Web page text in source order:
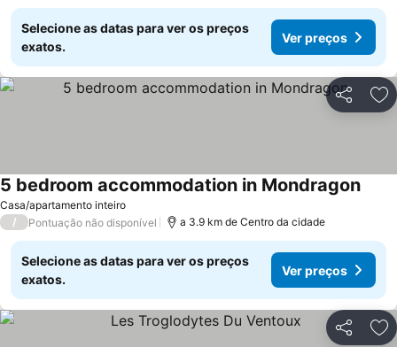
Selecione as datas para ver os preços
exatos.
Ver preços
Partilhar
Casa/apartamento inteiro
5 bedroom accommodation in MondragonVer
/ Pontuação não disponível a 3.9 km de Centro da cidade
Selecione as datas para ver os preços
exatos.
Ver preços
Partilhar